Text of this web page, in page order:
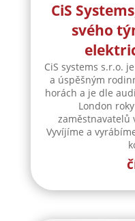
CiS
svého
CiS systems s.r.o.
a úspěšným
horách a je dle
London
zaměstnavatelů
Vyvíjíme a